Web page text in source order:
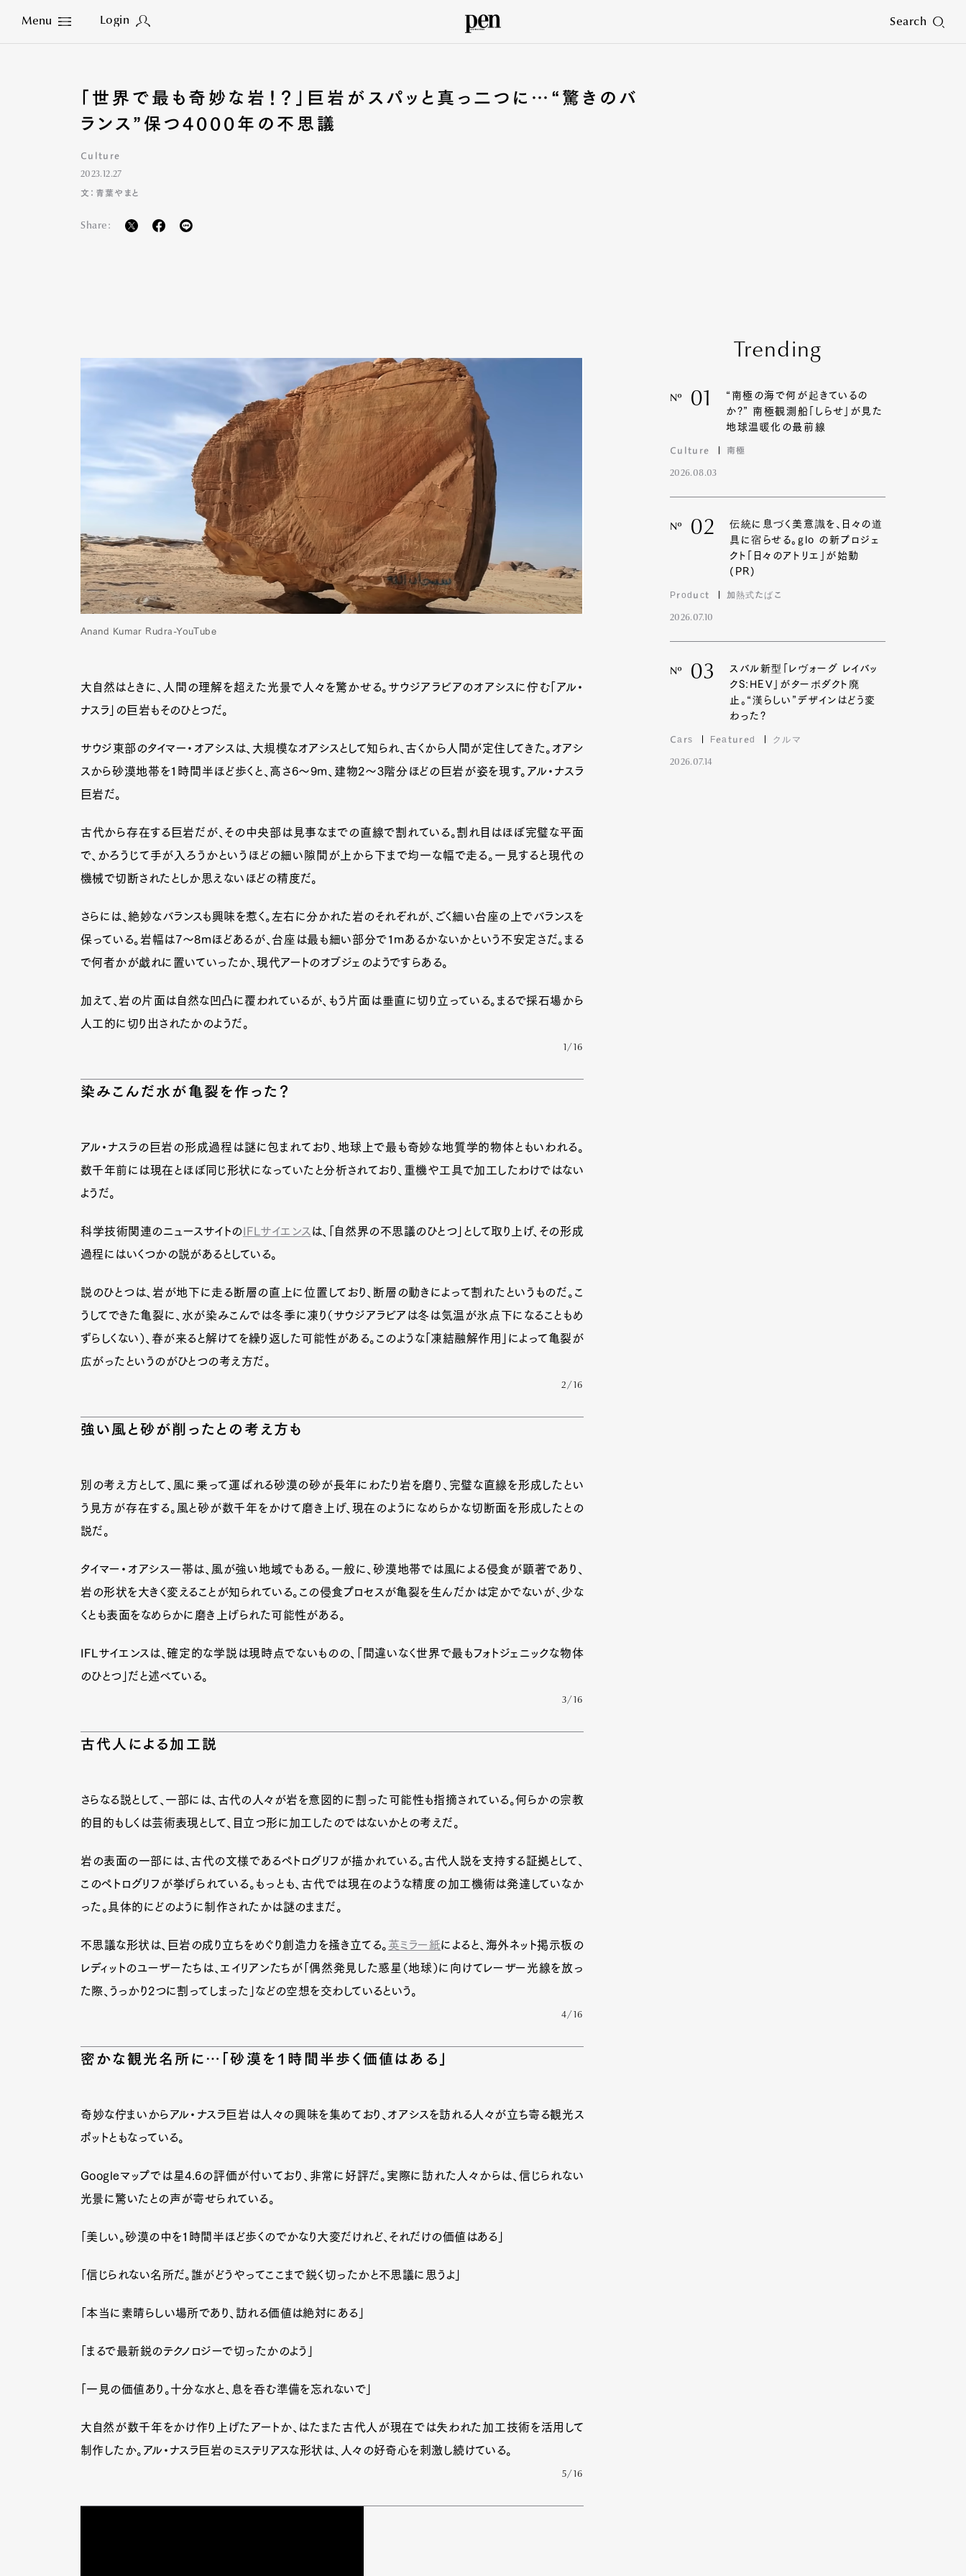
Menu Login Search
Close
Gourmet
Cars Product
Culture
Lifestyle
「世界で最も奇妙な岩！？」巨岩がスパッと真っ二つに…“驚きのバ
ランス”保つ4000年の不思議
Culture
2023.12.27
文：青葉やまと
Share:
Anand Kumar Rudra-YouTube
大自然はときに、人間の理解を超えた光景で人々を驚かせる。サウジアラビアのオアシスに佇む「アル・
ナスラ」の巨岩もそのひとつだ。
サウジ東部のタイマー・オアシスは、大規模なオアシスとして知られ、古くから人間が定住してきた。オアシ
スから砂漠地帯を1時間半ほど歩くと、高さ6〜9m、建物2〜3階分ほどの巨岩が姿を現す。アル・ナスラ
巨岩だ。
古代から存在する巨岩だが、その中央部は見事なまでの直線で割れている。割れ目はほぼ完璧な平面
で、かろうじて手が入ろうかというほどの細い隙間が上から下まで均一な幅で走る。一見すると現代の
機械で切断されたとしか思えないほどの精度だ。
さらには、絶妙なバランスも興味を惹く。左右に分かれた岩のそれぞれが、ごく細い台座の上でバランスを
保っている。岩幅は7〜8mほどあるが、台座は最も細い部分で1mあるかないかという不安定さだ。まる
で何者かが戯れに置いていったか、現代アートのオブジェのようですらある。
加えて、岩の片面は自然な凹凸に覆われているが、もう片面は垂直に切り立っている。まるで採石場から
人工的に切り出されたかのようだ。
1/16
染みこんだ水が亀裂を作った？
アル・ナスラの巨岩の形成過程は謎に包まれており、地球上で最も奇妙な地質学的物体ともいわれる。
数千年前には現在とほぼ同じ形状になっていたと分析されており、重機や工具で加工したわけではない
ようだ。
科学技術関連のニュースサイトのIFLサイエンス は、「自然界の不思議のひとつ」として取り上げ、その形成
過程にはいくつかの説があるとしている。
説のひとつは、岩が地下に走る断層の直上に位置しており、断層の動きによって割れたというものだ。こ
うしてできた亀裂に、水が染みこんでは冬季に凍り（サウジアラビアは冬は気温が氷点下になることもめ
ずらしくない）、春が来ると解けてを繰り返した可能性がある。このような「凍結融解作用」によって亀裂が
広がったというのがひとつの考え方だ。
2/16
強い風と砂が削ったとの考え方も
別の考え方として、風に乗って運ばれる砂漠の砂が長年にわたり岩を磨り、完璧な直線を形成したとい
う見方が存在する。風と砂が数千年をかけて磨き上げ、現在のようになめらかな切断面を形成したとの
説だ。
タイマー・オアシス一帯は、風が強い地域でもある。一般に、砂漠地帯では風による侵食が顕著であり、
岩の形状を大きく変えることが知られている。この侵食プロセスが亀裂を生んだかは定かでないが、少な
くとも表面をなめらかに磨き上げられた可能性がある。
IFLサイエンスは、確定的な学説は現時点でないものの、「間違いなく世界で最もフォトジェニックな物体
のひとつ」だと述べている。
3/16
古代人による加工説
さらなる説として、一部には、古代の人々が岩を意図的に割った可能性も指摘されている。何らかの宗教
的目的もしくは芸術表現として、目立つ形に加工したのではないかとの考えだ。
岩の表面の一部には、古代の文様であるペトログリフが描かれている。古代人説を支持する証拠として、
このペトログリフが挙げられている。もっとも、古代では現在のような精度の加工機術は発達していなか
った。具体的にどのように制作されたかは謎のままだ。
不思議な形状は、巨岩の成り立ちをめぐり創造力を掻き立てる。 英ミラー紙によると、海外ネット掲示板の
レディットのユーザーたちは、エイリアンたちが「偶然発見した惑星（地球）に向けてレーザー光線を放っ
た際、うっかり2つに割ってしまった」などの空想を交わしているという。
4/16
密かな観光名所に…「砂漠を1時間半歩く価値はある」
奇妙な佇まいからアル・ナスラ巨岩は人々の興味を集めており、オアシスを訪れる人々が立ち寄る観光ス
ポットともなっている。
Googleマップでは星4.6の評価が付いており、非常に好評だ。実際に訪れた人々からは、信じられない
光景に驚いたとの声が寄せられている。
「美しい。砂漠の中を1時間半ほど歩くのでかなり大変だけれど、それだけの価値はある」
「信じられない名所だ。誰がどうやってここまで鋭く切ったかと不思議に思うよ」
「本当に素晴らしい場所であり、訪れる価値は絶対にある」
「まるで最新鋭のテクノロジーで切ったかのよう」
「一見の価値あり。十分な水と、息を呑む準備を忘れないで」
大自然が数千年をかけ作り上げたアートか、はたまた古代人が現在では失われた加工技術を活用して
制作したか。アル・ナスラ巨岩のミステリアスな形状は、人々の好奇心を刺激し続けている。
5/16
Trending
Nº 01
“南極の海で何が起きているの
か?” 南極観測船「しらせ」が見た
地球温暖化の最前線
Culture 南極
2026.08.03
Nº 02
伝統に息づく美意識を、日々の道
具に宿らせる。glo の新プロジェ
クト「日々のアトリエ」が始動
(PR)
Product 加熱式たばこ
2026.07.10
Nº 03
スバル新型「レヴォーグ レイバッ
クS:HEV」がターボダクト廃
止。“漢らしい”デザインはどう変
わった?
Cars Featured クルマ
2026.07.14